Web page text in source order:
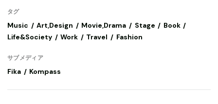
タグ
Music Art,Design Movie,Drama Stage
Book
Life&Society
Work Travel Fashion
サブメディア
Fika Kompass